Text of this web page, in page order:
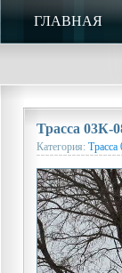
ГЛАВНАЯ
Трасса 03К-
Категория: Трасса